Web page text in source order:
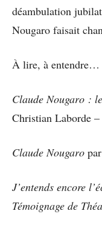
déambulation
Nougaro faisait
À lire, à entendre…
Claude Nougaro :
Christian Laborde
Claude Nougaro
J’entends encore
Témoignage de